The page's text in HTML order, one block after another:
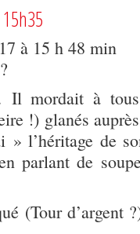
à 15 h 48 min
mordait à
!) glanés
» l’héritage de
parlant de
(Tour d’argent